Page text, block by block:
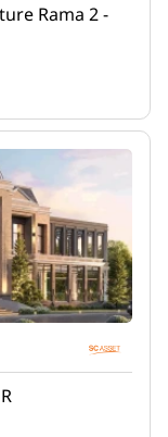
Rama 2 -